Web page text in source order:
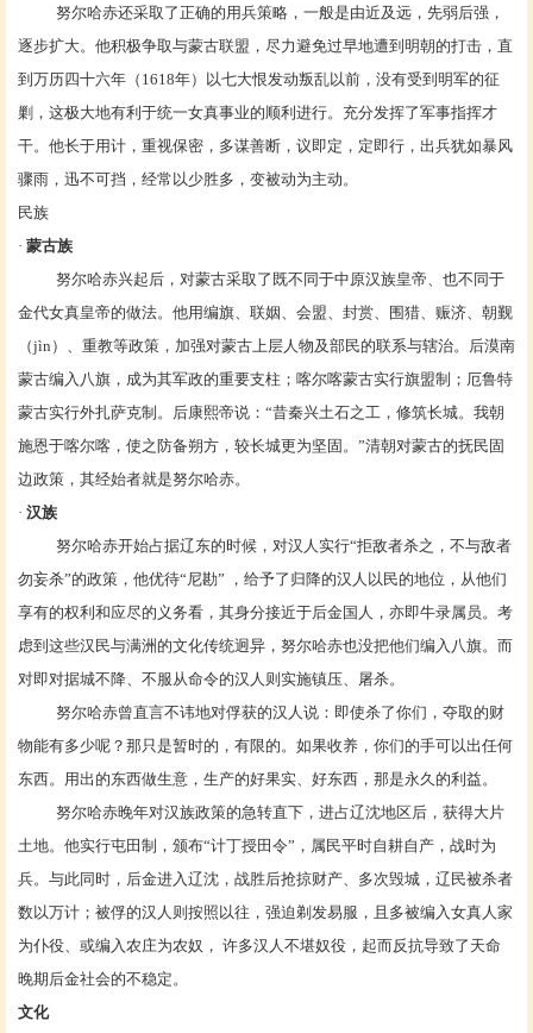
努尔哈赤还采取了正确的用兵策略，一般是由近及远，先弱后强，
逐步扩大。他积极争取与蒙古联盟，尽力避免过早地遭到明朝的打击，直
到万历四十六年（ 1618年）以七大恨发动叛乱以前，没有受到明军的征
剿，这极大地有利于统一女真事业的顺利进行。充分发挥了军事指挥才
干。他长于用计，重视保密，多谋善断，议即定，定即行，出兵犹如暴风
骤雨，迅不可挡，经常 以少胜多 ，变被动为主动。
民族
· 蒙古族
努尔哈赤兴起后，对蒙古采取了既不同于中原汉族皇帝、也不同于
金代女真皇帝的做法。他用编旗、联姻、会盟、封赏、围猎、赈济、朝觐
（jìn）、重教等政策，加强对蒙古上层人物及部民的联系与辖治。后漠南
蒙古编入八旗，成为其军政的重要支柱；喀尔喀蒙古实行旗盟制；厄鲁特
蒙古实行外扎萨克制。后康熙帝说：“昔秦兴土石之工，修筑长城。我朝
施恩于喀尔喀，使之防备朔方，较长城更为坚固。”清朝对蒙古的抚民固
边政策，其经始者就是努尔哈赤。
· 汉族
努尔哈赤开始占据辽东的时候，对汉人实行“拒敌者杀之，不与敌者
勿妄杀”的政策，他优待“尼勘” ，给予了归降的汉人以民的地位，从他们
享有的权利和应尽的义务看，其身分接近于后金国人，亦即牛录属员。考
虑到这些汉民与满洲的文化传统迥异，努尔哈赤也没把他们编入八旗。而
对即对据城不降、不服从命令的汉人则实施镇压、屠杀。
努尔哈赤曾直言不讳地对俘获的汉人说：即使杀了你们，夺取的财
物能有多少呢？那只是暂时的，有限的。如果收养，你们的手可以出任何
东西。用出的东西做生意，生产的好果实、好东西，那是永久的利益。
努尔哈赤晚年对汉族政策的急转直下，进占辽沈地区后，获得大片
土地。他实行屯田制，颁布“计丁授田令”，属民平时自耕自产，战时为
兵。与此同时，后金进入辽沈，战胜后抢掠财产、多次毁城，辽民被杀者
数以万计；被俘的汉人则按照以往，强迫 剃发易服 ，且多被编入女真人家
为仆役、或编入农庄为农奴， 许多汉人不堪奴役，起而反抗导致了天命
晚期后金社会的不稳定。
文化